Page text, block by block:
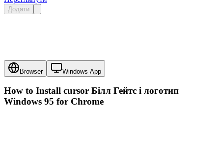
Додати
Browser Windows App
How to Install cursor Білл Гейтс і логотип
Windows 95 for Chrome